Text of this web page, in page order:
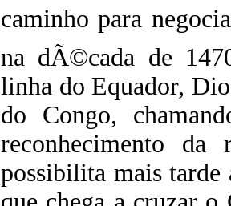
caminho para
na dÃ©cada de
linha do Equador,
do Congo,
reconhecimento da
possibilita mais